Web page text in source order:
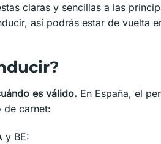
claras y sencillas a las
así podrás estar de vuelta
es válido. En España, el
de carnet:
y BE: